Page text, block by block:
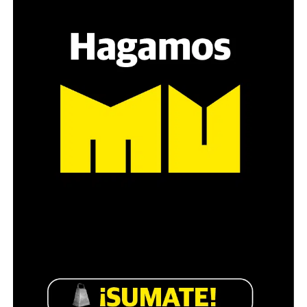
mamá de Lucía Pérez
“Estamos como el día 1”. La frase de la madre de la joven
es a través del interrogante, que puedan encarnar la
pregunta», comparte Gonzalo, de 41 años.